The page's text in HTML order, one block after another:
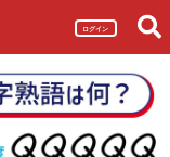
ログイン